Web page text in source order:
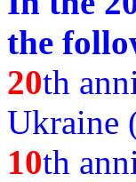
the
20th
Ukraine
10th